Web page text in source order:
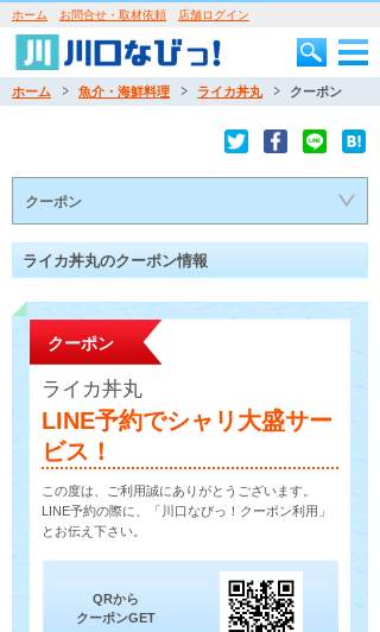
ホーム お問合せ・取材依頼 店舗ログイン
ホーム 魚介・海鮮料理 ライカ丼丸 クーポン
クーポン
ライカ丼丸のクーポン情報
クーポン
ライカ丼丸
LINE予約でシャリ大盛サー
ビス！
この度は、ご利用誠にありがとうございます。
LINE予約の際に、「川口なびっ！クーポン利用」
とお伝え下さい。
QRから
クーポンGET